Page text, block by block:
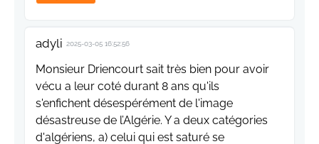
adyli 2025-03-05 16:52:56
Monsieur Driencourt sait très bien pour avoir
vécu a leur coté durant 8 ans qu'ils
s'enfichent désespérément de l'image
désastreuse de l’Algérie. Y a deux catégories
d'algériens, a) celui qui est saturé se